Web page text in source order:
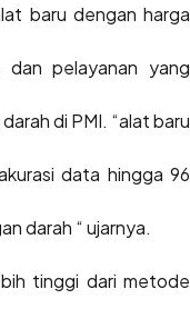
baru dengan harga
dan pelayanan yang
di PMI. “alat baru
data hingga 96
darah “ ujarnya.
tinggi dari metode